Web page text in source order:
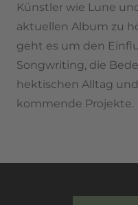
Künstler wie Lune
aktuellen Album zu
geht es um den
Songwriting, die
hektischen Alltag
kommende Projekte.